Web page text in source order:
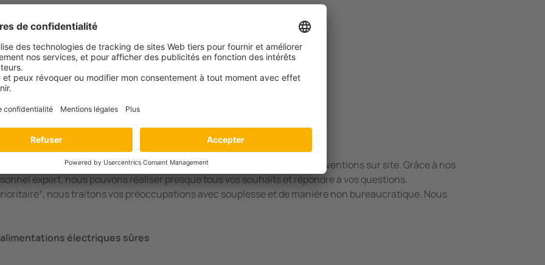
expert pour des
sûres
d'un support téléphonique aux réparations, en passant par les interventions sur site. Grâce à nos
expert, nous pouvons réaliser presque tous vos souhaits et répondre à vos questions.
nous traitons vos préoccupations avec souplesse et de manière non bureaucratique. Nous
électriques sûres